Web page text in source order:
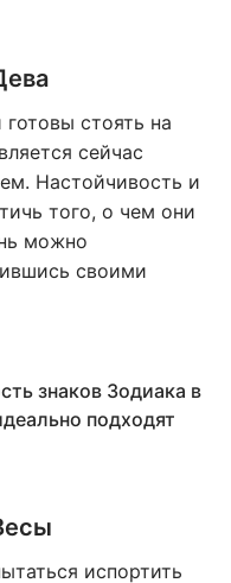
стоять на
сейчас
Настойчивость и
того, о чем они
можно
своими
знаков Зодиака в
подходят
испортить